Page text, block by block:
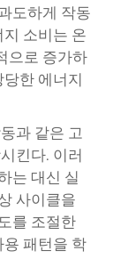
도하게 작동
소비는 온
으로 증가하
한 에너지
과 같은 고
킨다. 이러
는 대신 실
사이클을
를 조절한
용 패턴을 학